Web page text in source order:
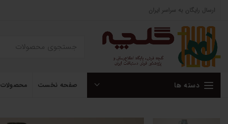
ارسال رایگان به سراسر ایران
دسته ها صفحه نخست محصولات